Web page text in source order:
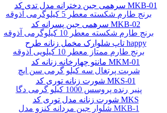
برنج طارم شکسته معطر 5 کیلوگرمی آذوقه
برنج طارم شکسته معطر 10 کیلوگرمی آذوقه
برنج طارم ممتاز معطر 10 کیلویی آذوقه
شربت پرتغال سه کیلو گرمی سن ایچ
پنیر رنده پروسس 1000 کیلو گرمی دگا
شلوار جین مردانه کنزو مدل MKB-1
سرهمی جین دخترانه مدل تدی کد MKB-01
سرهمی جین پسرانه کد MKB-02
تاپ شلوارک مخمل زنانه طرح happy
مانتو چهارخانه زنانه کد MKM-01
شورت زنانه توری کد MKS-01
شورت زنانه مدل توری کد MKS